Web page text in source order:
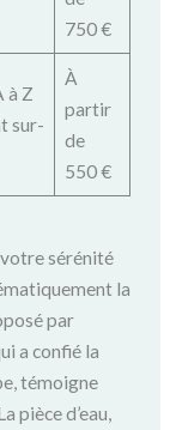
750 €
à Z
sur-
À
partir
de
550 €
sérénité
la
par
a confié la
témoigne
pièce d’eau,